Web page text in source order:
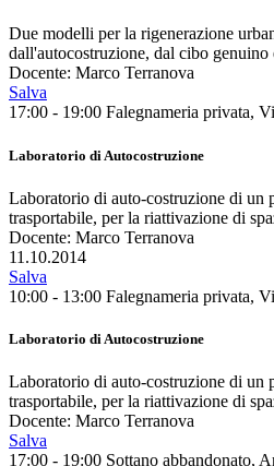
Due modelli per la rigenerazione
dall'autocostruzione, dal cibo genuino
Docente: Marco Terranova
Salva
17:00 - 19:00 Falegnameria privata,
Laboratorio di Autocostruzione
Laboratorio di auto-costruzione di un
trasportabile, per la riattivazione di
Docente: Marco Terranova
11.10.2014
Salva
10:00 - 13:00 Falegnameria privata,
Laboratorio di Autocostruzione
Laboratorio di auto-costruzione di un
trasportabile, per la riattivazione di
Docente: Marco Terranova
Salva
17:00 - 19:00 Sottano abbandonato,